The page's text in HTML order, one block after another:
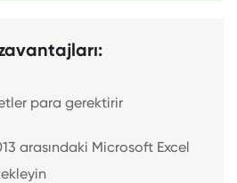
para gerektirir
arasındaki Microsoft Excel